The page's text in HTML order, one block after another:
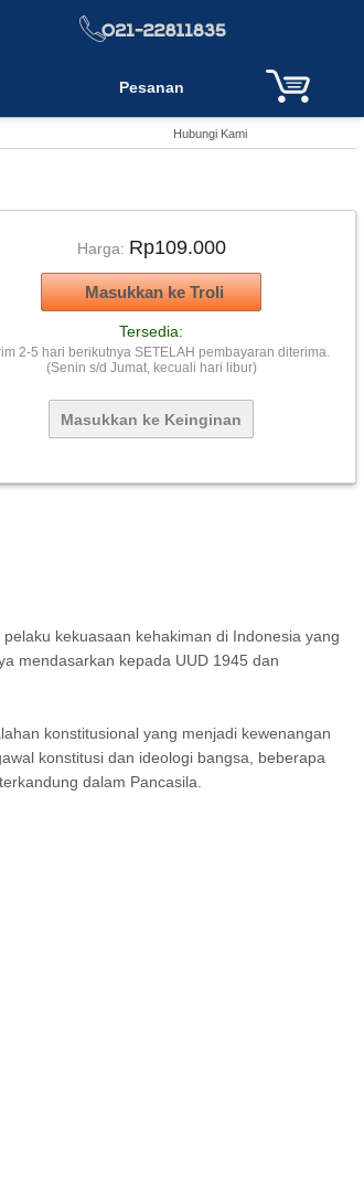
Pesanan
Hubungi Kami
Harga: Rp109.000
Tersedia:
2-5 hari berikutnya SETELAH pembayaran diterima.
(Senin s/d Jumat, kecuali hari libur)
kekuasaan kehakiman di Indonesia yang
mendasarkan kepada UUD 1945 dan
konstitusional yang menjadi kewenangan
konstitusi dan ideologi bangsa, beberapa
dalam Pancasila.